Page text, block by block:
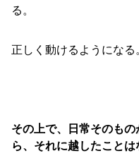
る。
正しく動けるようになる
その上で、日常そのも
ら、それに越したことは